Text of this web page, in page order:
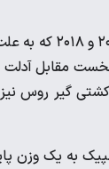
در وزن ۷۷ کیلوگرم،
این کشتی گیر
به یک